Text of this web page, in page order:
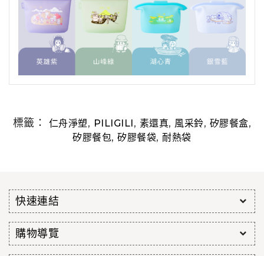
標籤： 仁舟淨塑, PILIGILI , 素還真, 風采鈴, 矽膠餐盒,
矽膠餐包,矽膠餐袋,耐熱袋
快速連結
購物導覽